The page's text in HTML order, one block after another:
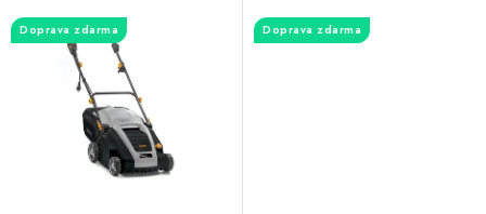
Doprava zdarma Doprava zdarma